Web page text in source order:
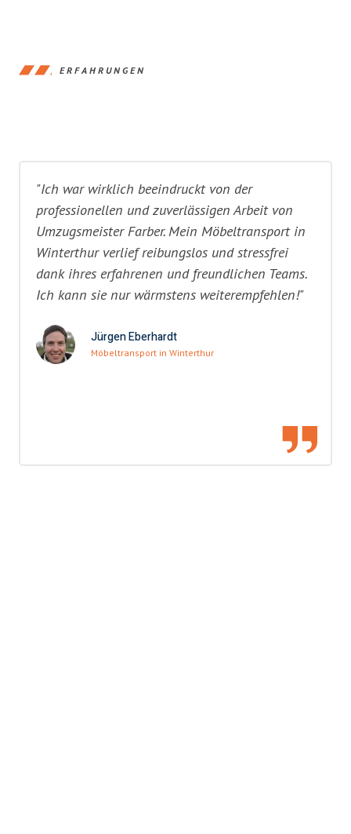
ERFAHRUNGEN
"Ich war wirklich beeindruckt von der
professionellen und zuverlässigen Arbeit von
Umzugsmeister Farber. Mein Möbeltransport in
Winterthur verlief reibungslos und stressfrei
dank ihres erfahrenen und freundlichen Teams.
Ich kann sie nur wärmstens weiterempfehlen!"
Jürgen Eberhardt
Möbeltransport in Winterthur